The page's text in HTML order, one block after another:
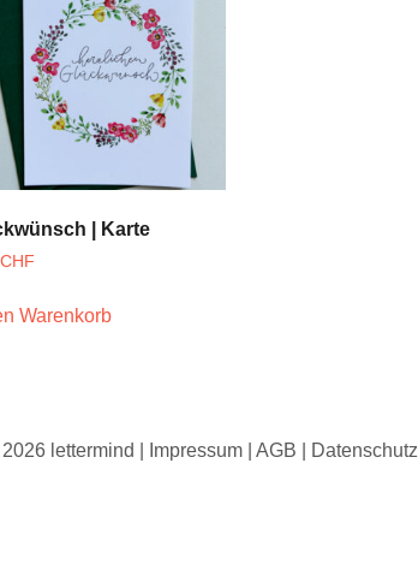
| Karte
CHF
Warenkorb
2026 lettermind | Impressum| AGB Datenschutz